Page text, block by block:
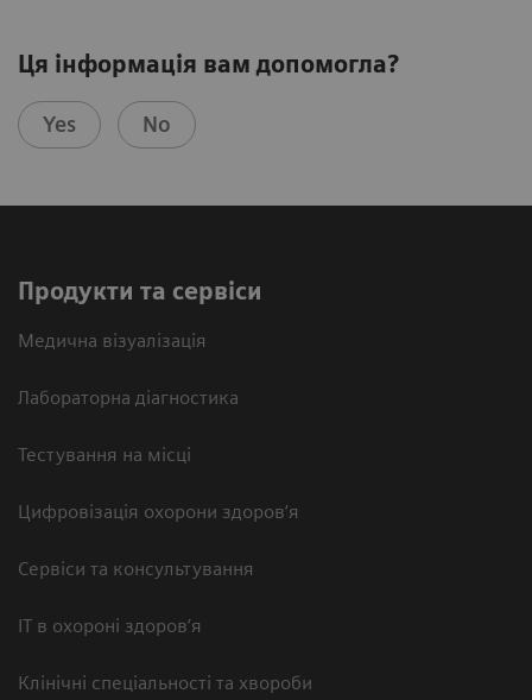
Ця інформація вам допомогла?
Yes No
Продукти та сервіси
Медична візуалізація
Лабораторна діагностика
Тестування на місці
Цифровізація охорони здоров’я
Сервіси та консультування
ІТ в охороні здоров’я
Клінічні спеціальності та хвороби